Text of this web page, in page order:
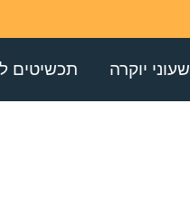
שעוני יוקרה תכשיטים